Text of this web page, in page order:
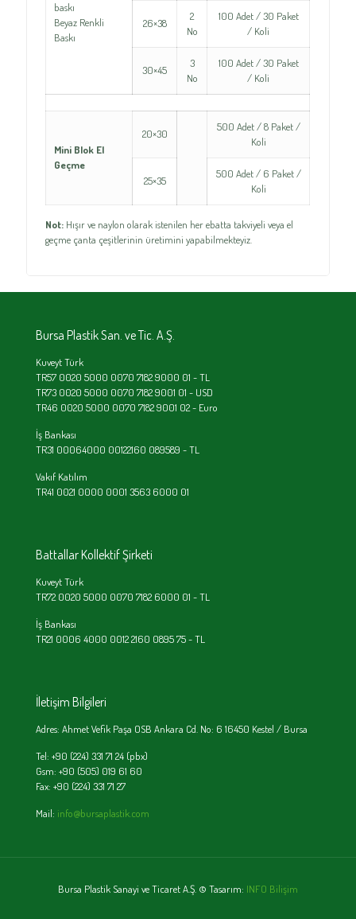
baskı
Beyaz Renkli
Baskı
26×38
2
No
100 Adet / 30 Paket
/ Koli
30×45
3
No
100 Adet / 30 Paket
/ Koli
Mini Blok El
Geçme
20×30
500 Adet / 8 Paket /
Koli
25×35
500 Adet / 6 Paket /
Koli
Not: Hışır ve naylon olarak istenilen her ebatta takviyeli veya el
geçme çanta çeşitlerinin üretimini yapabilmekteyiz.
Bursa Plastik San. ve Tic. A.Ş.
Kuveyt Türk
TR57 0020 5000 0070 7182 9000 01 - TL
TR73 0020 5000 0070 7182 9001 01 - USD
TR46 0020 5000 0070 7182 9001 02 - Euro
İş Bankası
TR31 00064000 00122160 089589 - TL
Vakıf Katılım
TR41 0021 0000 0001 3563 6000 01
Battallar Kollektif Şirketi
Kuveyt Türk
TR72 0020 5000 0070 7182 6000 01 - TL
İş Bankası
TR21 0006 4000 0012 2160 0895 75 - TL
İletişim Bilgileri
Adres: Ahmet Vefik Paşa OSB Ankara Cd. No: 6 16450 Kestel / Bursa
Tel: +90 (224) 331 71 24 (pbx)
Gsm: +90 (505) 019 61 60
Fax: +90 (224) 331 71 27
Mail: info@bursaplastik.com
Bursa Plastik Sanayi ve Ticaret A.Ş. © Tasarım: INFO Bilişim